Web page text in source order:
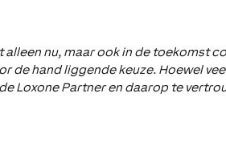
alleen nu, maar ook in de
de hand liggende keuze. Hoewel
Loxone Partner en daarop te